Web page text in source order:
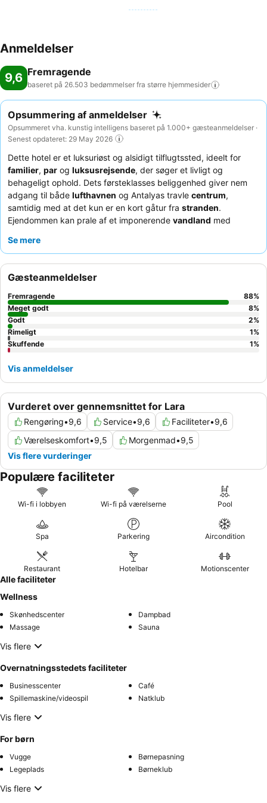
også billard. Ydermere rummer komplekset et wellnessområde med
massagebehandlinger og thalasso-behandlinger. Til stedets
diskotek. Forplejning: Hvad gastronomi angår, opvartes gæsterne af
en bar. Gæsterne indtager mad og drikke i en rar atmosfære i en af
drinks fra strandbaren sørger for en skøn stemning. Der kan
foretages reservationer med specialtilbud for gæster med alt
inklusive. Stedets en morgenmad for gæster der står tidligt og sent
op, frokost og aftensmad giver gæsterne et fristende og
afvekslende udvalg. Stedet stiller også snacks til rådighed. Endelig
arrangeres der åbent køkken som virkelig er en oplevelse værd.
Alkoholholdige og alkoholfri drikkevarer er for gæsterne inklusive.
Kreditkort: Der accepteres på overnatningsstedet følgende
kreditkort: American Express, Visa og MasterCard.
Anmeldelser
9,6 Fremragende
baseret på 26.503 bedømmelser fra større hjemmesider
Opsummering af anmeldelser
Opsummeret vha. kunstig intelligens baseret på 1.000+ gæsteanmeldelser ·
Senest opdateret: 29 May 2026
Dette hotel er et luksuriøst og alsidigt tilflugtssted, ideelt for
familier, par og luksusrejsende, der søger et livligt og
behageligt ophold. Dets førsteklasses beliggenhed giver nem
adgang til både lufthavnen og Antalyas travle centrum,
samtidig med at det kun er en kort gåtur fra stranden.
Ejendommen kan prale af et imponerende vandland med
uendelig underholdning for alle aldre. Gæsterne roser
forskellige à la carte-restauranter, får stor anerkendelse. For en
forbedret oplevelse kan du overveje at booke en
Penthouse
Suitefor luksuriøse faciliteter som et privat hammam eller
spabad.
Se mere
Vurderet over gennemsnittet for Lara
Rengøring•9,6 Service•9,6 Faciliteter•9,6
Værelseskomfort•9,5 Morgenmad•9,5
Vis flere vurderinger
Gæsteanmeldelser
Fremragende 88%
Meget godt
8%
Godt
2%
Rimeligt
1%
Skuffende
1%
Vis anmeldelser
Populære faciliteter
Wi-fi i lobbyen Wi-fi på værelserne Pool
Spa Parkering Aircondition
Restaurant Hotelbar Motionscenter
Alle faciliteter
Wellness
Skønhedscenter
Dampbad
Massage
Sauna
Vis flere
Overnatningsstedets faciliteter
Businesscenter
Café
Spillemaskine/videospil
Natklub
Vis flere
For børn
Vugge
Børnepasning
Legeplads
Børneklub
Vis flere